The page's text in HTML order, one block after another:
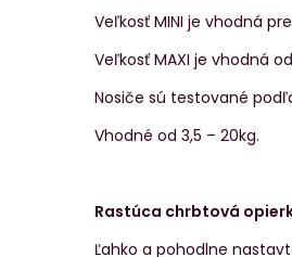
Veľkosť MINI je vhodná
Veľkosť MAXI je vhodná
Nosiče sú testované podľa
Vhodné od 3,5 – 20kg.
Rastúca chrbtová
Ľahko a pohodlne